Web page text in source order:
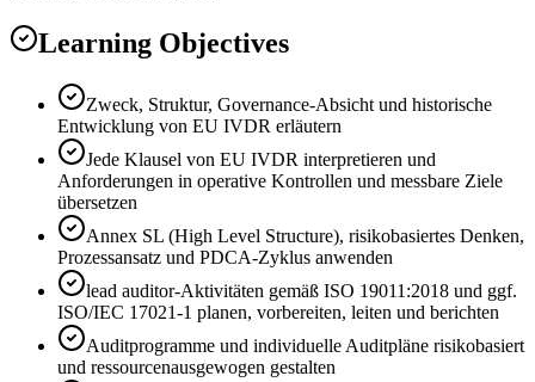
Learning Objectives
Zweck, Struktur, Governance-Absicht und historische
Entwicklung von EU IVDR erläutern
Jede Klausel von EU IVDR interpretieren und
Anforderungen in operative Kontrollen und messbare Ziele
übersetzen
Annex SL (High Level Structure), risikobasiertes Denken,
Prozessansatz und PDCA-Zyklus anwenden
lead auditor-Aktivitäten gemäß ISO 19011:2018 und ggf.
ISO/IEC 17021-1 planen, vorbereiten, leiten und berichten
Auditprogramme und individuelle Auditpläne risikobasiert
und ressourcenausgewogen gestalten